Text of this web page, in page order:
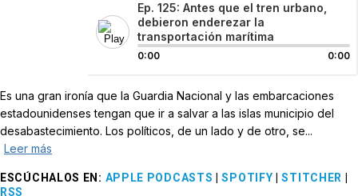
Ep. 125: Antes que el tren urbano,
debieron enderezar la
transportación marítima
0:00 0:00
Es una gran ironía que la Guardia Nacional y las embarcaciones
estadounidenses tengan que ir a salvar a las islas municipio del
desabastecimiento. Los políticos, de un lado y de otro, se...
Leer más
ESCÚCHALOS EN : APPLE PODCASTS |SPOTIFY |STITCHER
RSS